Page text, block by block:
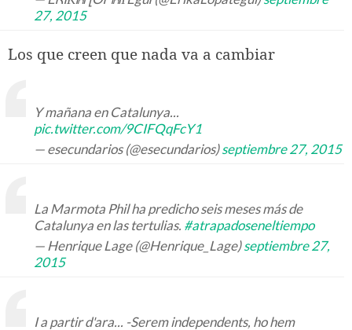
27, 2015
Los que creen que nada va a cambiar
Y mañana en Catalunya...
pic.twitter.com/9CIFQqFcY1
— esecundarios (@esecundarios)septiembre 27, 2015
La Marmota Phil ha predicho seis meses más de
Catalunya en las tertulias. #atrapadoseneltiempo
— Henrique Lage (@Henrique_Lage)septiembre 27,
2015
I a partir d'ara... -Serem independents, ho hem